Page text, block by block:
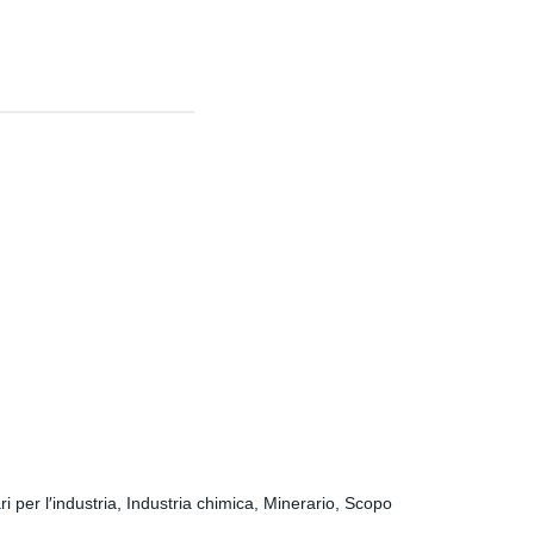
per l′industria, Industria chimica, Minerario, Scopo